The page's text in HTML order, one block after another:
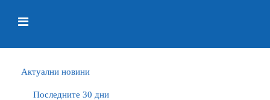
Актуални новини
Последните 30 дни